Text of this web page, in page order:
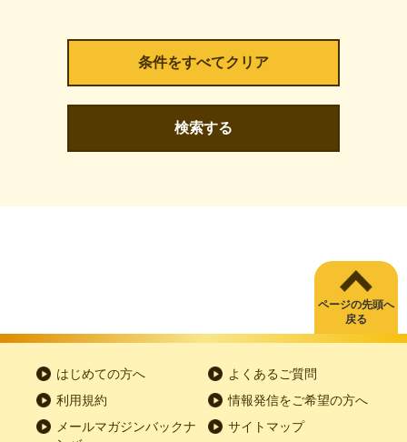
検索する
ページの先頭へ
戻る
はじめての方へ
よくあるご質問
利用規約
情報発信をご希望の方へ
メールマガジンバックナ
サイトマップ